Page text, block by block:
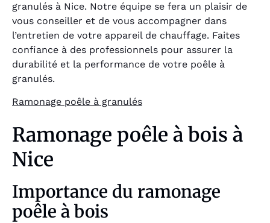
granulés à Nice. Notre équipe se fera un plaisir de
vous conseiller et de vous accompagner dans
l’entretien de votre appareil de chauffage. Faites
confiance à des professionnels pour assurer la
durabilité et la performance de votre poêle à
granulés.
Ramonage poêle à granulés
Ramonage poêle à bois à
Nice
Importance du ramonage
poêle à bois